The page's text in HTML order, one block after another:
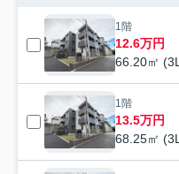
1階
12.6万円
66.20㎡
1階
13.5万円
68.25㎡